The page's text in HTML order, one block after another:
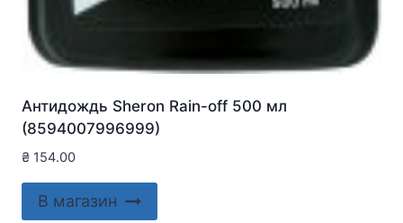
Антидождь Sheron Rain-off 500 мл
(8594007996999)
₴ 154.00
В магазин